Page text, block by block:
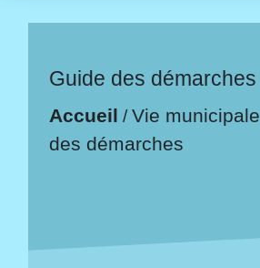
Guide des démarches
Accueil /Vie municipale
des démarches